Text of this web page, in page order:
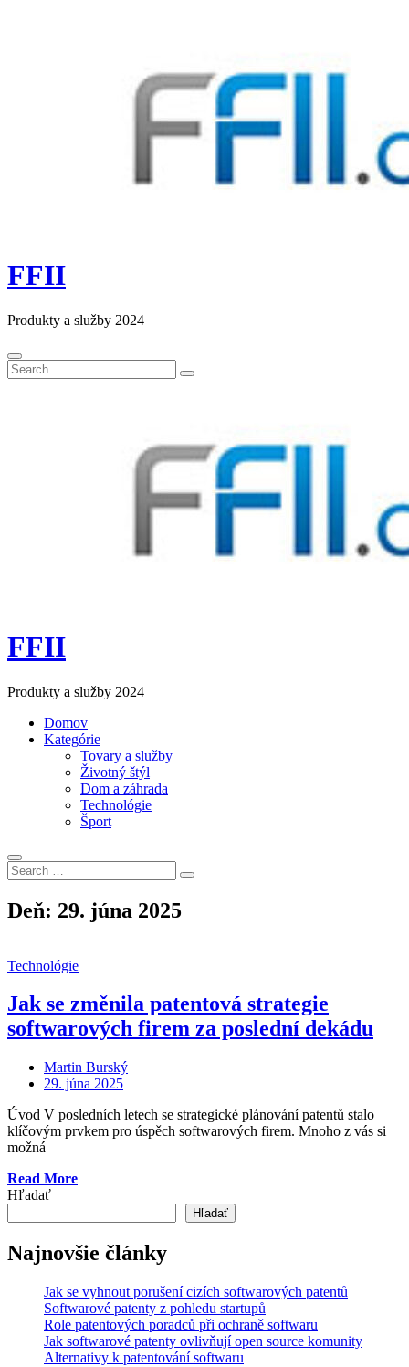
FFII
Produkty a služby 2024
Search
for:
Search
FFII
Produkty a služby 2024
Domov
Kategórie
Tovary a služby
Životný štýl
Dom a záhrada
Technológie
Šport
Search
for:
Search
Deň: 29. júna 2025
Technológie
Jak se změnila patentová strategie
softwarových firem za poslední dekádu
Martin Burský
Posted
29. júna 2025
Úvod V posledních letech se strategické plánování patentů stalo
klíčovým prvkem pro úspěch softwarových firem. Mnoho z vás si
možná
Read More„Jak
patentová
strategie
softwarových
za
poslední
dekádu“
Hľadať
Hľadať
Najnovšie články
Jak se vyhnout porušení cizích softwarových patentů
Softwarové patenty z pohledu startupů
Role patentových poradců při ochraně softwaru
Jak softwarové patenty ovlivňují open source komunity
Alternativy k patentování softwaru